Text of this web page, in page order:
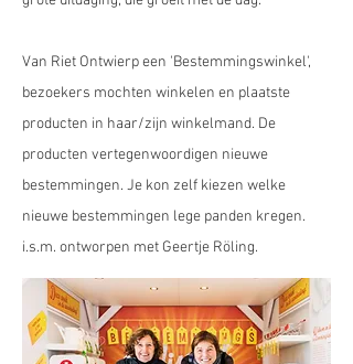
Van Riet Ontwierp een 'Bestemmingswinkel',
bezoekers mochten winkelen en plaatste
producten in haar/zijn winkelmand. De
producten vertegenwoordigen nieuwe
bestemmingen. Je kon zelf kiezen welke
nieuwe bestemmingen lege panden kregen.
i.s.m. ontworpen met Geertje Röling.